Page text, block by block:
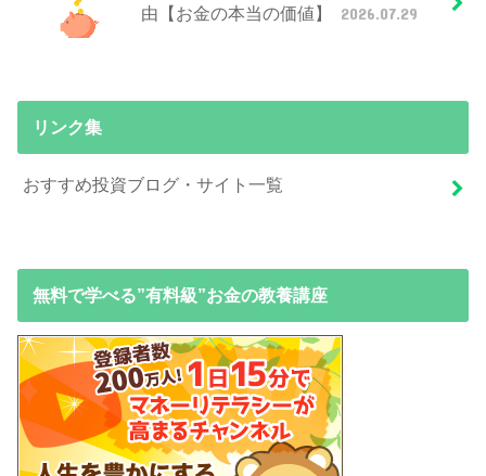
由【お金の本当の価値】
2026.07.29
リンク集
おすすめ投資ブログ・サイト一覧
無料で学べる”有料級”お金の教養講座